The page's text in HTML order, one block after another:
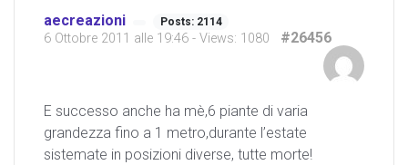
aecreazioni Posts: 2114
6 Ottobre 2011 alle 19:46 - Views: 1080 #26456
E successo anche ha mè,6 piante di varia
grandezza fino a 1 metro,durante l’estate
sistemate in posizioni diverse, tutte morte!